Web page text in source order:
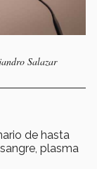
Salazar
de hasta
plasma